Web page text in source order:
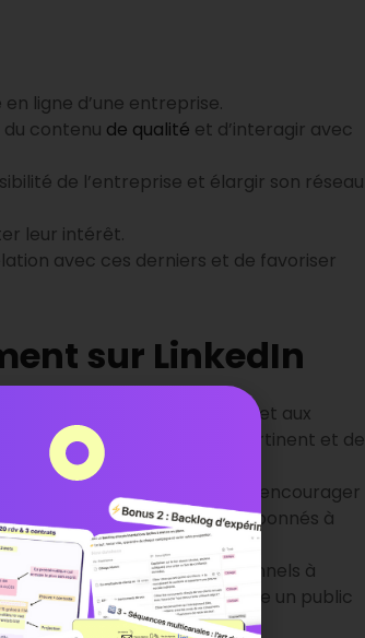
ligne d’une entreprise.
du contenu de qualité et d’interagir avec
de l’entreprise et élargir son réseau
leur intérêt.
avec ces derniers et de favoriser
sur LinkedIn
qui répondent aux besoins et aux
régulièrement du contenu pertinent et de
des vidéos.
d’un public plus large et encourager
En incitant les abonnés à
enrichissantes.
encourager les professionnels à
peut aider à atteindre un public